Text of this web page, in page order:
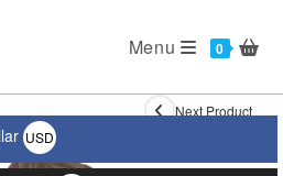
0
Menu
Next Product
USD
$